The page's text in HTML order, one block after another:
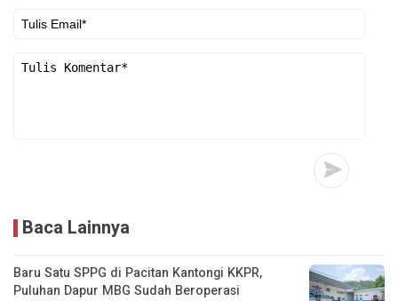
Baca Lainnya
Baru Satu SPPG di Pacitan Kantongi KKPR,
Puluhan Dapur MBG Sudah Beroperasi